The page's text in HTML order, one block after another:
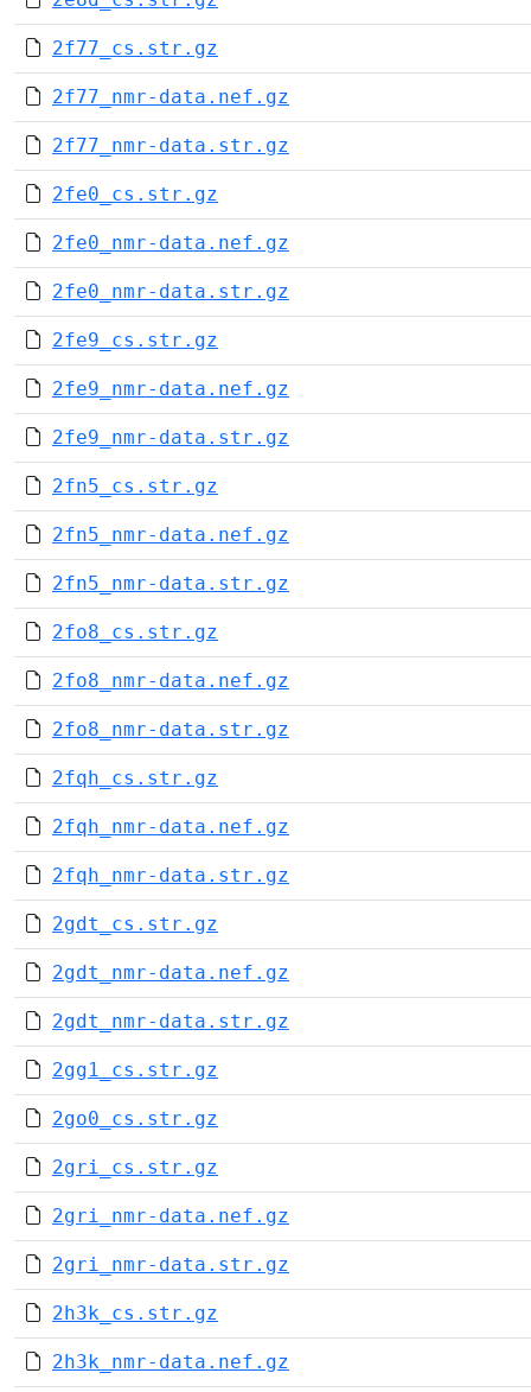
2f77_cs.str.gz
2f77_nmr-data.nef.gz
2f77_nmr-data.str.gz
2fe0_cs.str.gz
2fe0_nmr-data.nef.gz
2fe0_nmr-data.str.gz
2fe9_cs.str.gz
2fe9_nmr-data.nef.gz
2fe9_nmr-data.str.gz
2fn5_cs.str.gz
2fn5_nmr-data.nef.gz
2fn5_nmr-data.str.gz
2fo8_cs.str.gz
2fo8_nmr-data.nef.gz
2fo8_nmr-data.str.gz
2fqh_cs.str.gz
2fqh_nmr-data.nef.gz
2fqh_nmr-data.str.gz
2gdt_cs.str.gz
2gdt_nmr-data.nef.gz
2gdt_nmr-data.str.gz
2gg1_cs.str.gz
2go0_cs.str.gz
2gri_cs.str.gz
2gri_nmr-data.nef.gz
2gri_nmr-data.str.gz
2h3k_cs.str.gz
2h3k_nmr-data.nef.gz